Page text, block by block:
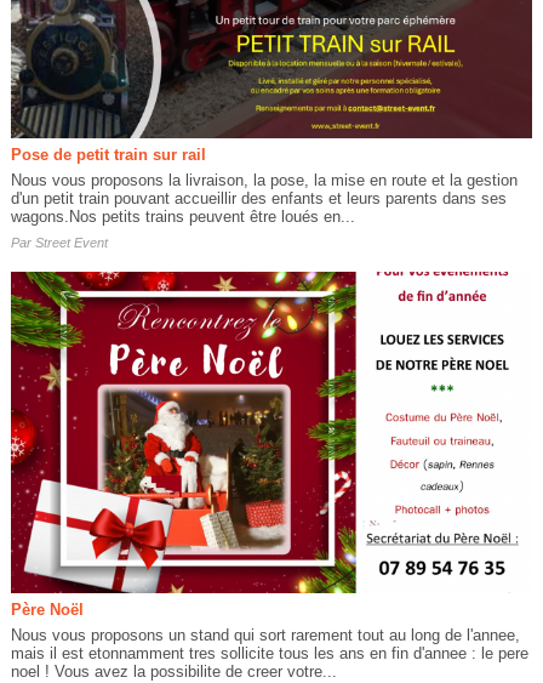
Pose de petit train sur rail
Nous vous proposons la livraison, la pose, la mise en route et la gestion
d'un petit train pouvant accueillir des enfants et leurs parents dans ses
wagons.Nos petits trains peuvent être loués en...
Par Street Event
Père Noël
Nous vous proposons un stand qui sort rarement tout au long de l'annee,
mais il est etonnamment tres sollicite tous les ans en fin d'annee : le pere
noel ! Vous avez la possibilite de creer votre...